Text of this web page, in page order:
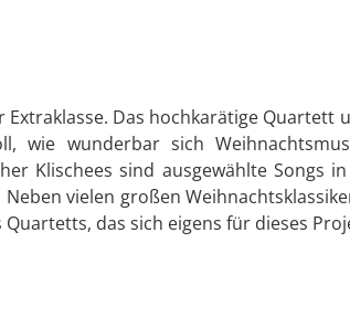
Extraklasse. Das hochkarätige Quartett
wie wunderbar sich
Klischees sind ausgewählte Songs
vielen großen
das sich eigens für dieses